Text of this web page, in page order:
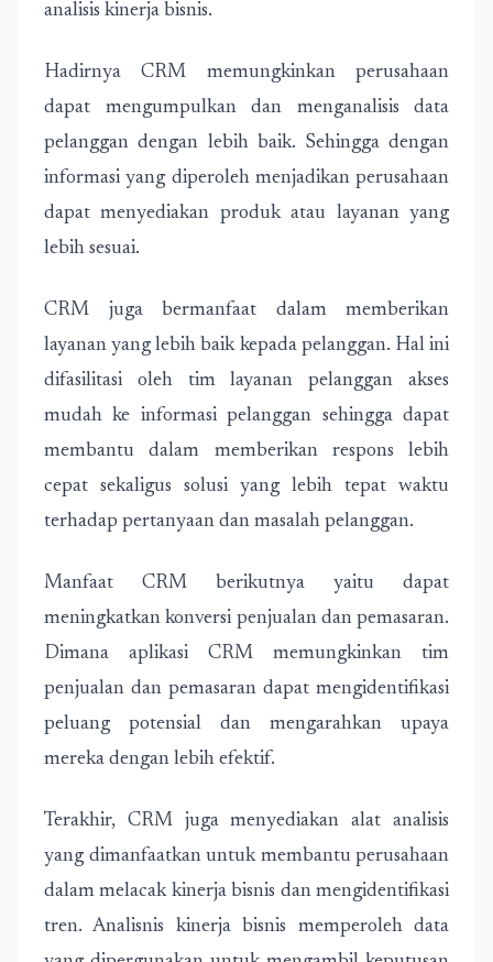
analisis kinerja bisnis.
Hadirnya CRM memungkinkan perusahaan
dapat mengumpulkan dan menganalisis data
pelanggan dengan lebih baik. Sehingga dengan
informasi yang diperoleh menjadikan perusahaan
dapat menyediakan produk atau layanan yang
lebih sesuai.
CRM juga bermanfaat dalam memberikan
layanan yang lebih baik kepada pelanggan. Hal ini
difasilitasi oleh tim layanan pelanggan akses
mudah ke informasi pelanggan sehingga dapat
membantu dalam memberikan respons lebih
cepat sekaligus solusi yang lebih tepat waktu
terhadap pertanyaan dan masalah pelanggan.
Manfaat CRM berikutnya yaitu dapat
meningkatkan konversi penjualan dan pemasaran.
Dimana aplikasi CRM memungkinkan tim
penjualan dan pemasaran dapat mengidentifikasi
peluang potensial dan mengarahkan upaya
mereka dengan lebih efektif.
Terakhir, CRM juga menyediakan alat analisis
yang dimanfaatkan untuk membantu perusahaan
dalam melacak kinerja bisnis dan mengidentifikasi
tren. Analisnis kinerja bisnis memperoleh data